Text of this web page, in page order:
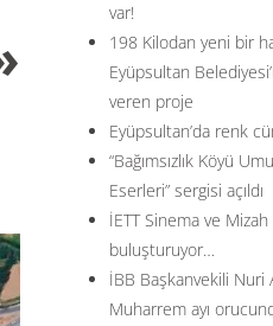
var!
198 Kilodan yeni bir
Eyüpsultan
veren proje
Eyüpsultan’da renk
“Bağımsızlık Köyü
Eserleri” sergisi açıldı
İETT Sinema ve Mizah
buluşturuyor…
İBB Başkanvekili Nuri
Muharrem ayı